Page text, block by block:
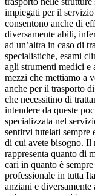
impiegati per il
consentono anche di
diversamente abili,
ad un’altra in caso di
specialistiche, esami
agli strumenti medici e
mezzi che mettiamo a
anche per il trasporto
che necessitino di
intendere da queste
specializzata nel
sentirvi tutelati sempre
di cui avete bisogno. Il
rappresenta quanto di
cari in quanto è
professionale in tutta
anziani e